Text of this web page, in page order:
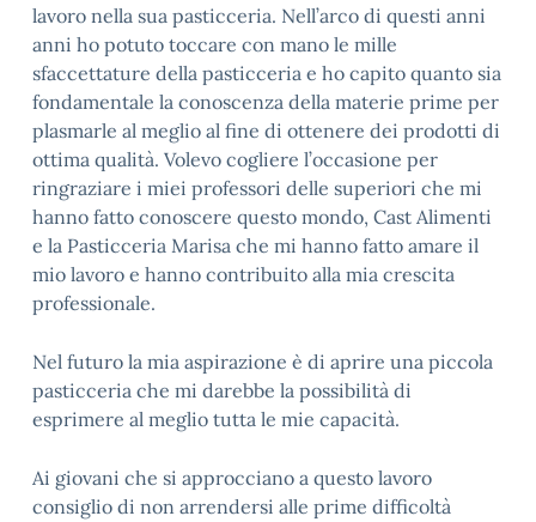
lavoro nella sua pasticceria. Nell’arco di questi anni
anni ho potuto toccare con mano le mille
sfaccettature della pasticceria e ho capito quanto sia
fondamentale la conoscenza della materie prime per
plasmarle al meglio al fine di ottenere dei prodotti di
ottima qualità. Volevo cogliere l’occasione per
ringraziare i miei professori delle superiori che mi
hanno fatto conoscere questo mondo, Cast Alimenti
e la Pasticceria Marisa che mi hanno fatto amare il
mio lavoro e hanno contribuito alla mia crescita
professionale.
Nel futuro la mia aspirazione è di aprire una piccola
pasticceria che mi darebbe la possibilità di
esprimere al meglio tutta le mie capacità.
Ai giovani che si approcciano a questo lavoro
consiglio di non arrendersi alle prime difficoltà